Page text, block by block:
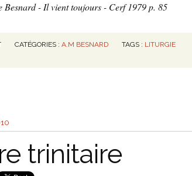
Besnard - Il vient toujours - Cerf 1979 p. 85
CATÉGORIES :A.M BESNARD TAGS : LITURGIE
trinitaire